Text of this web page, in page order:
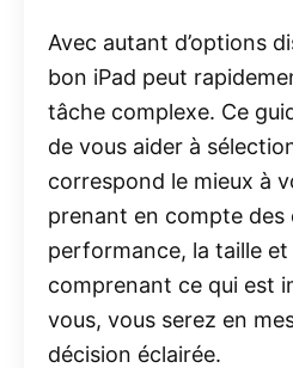
Avec autant d’options
bon iPad peut
tâche complexe. Ce
de vous aider à
correspond le mieux à
prenant en compte des
performance, la taille
comprenant ce qui est
vous, vous serez en
décision éclairée.